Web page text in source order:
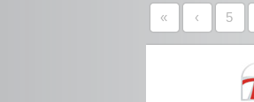
« ‹ 5